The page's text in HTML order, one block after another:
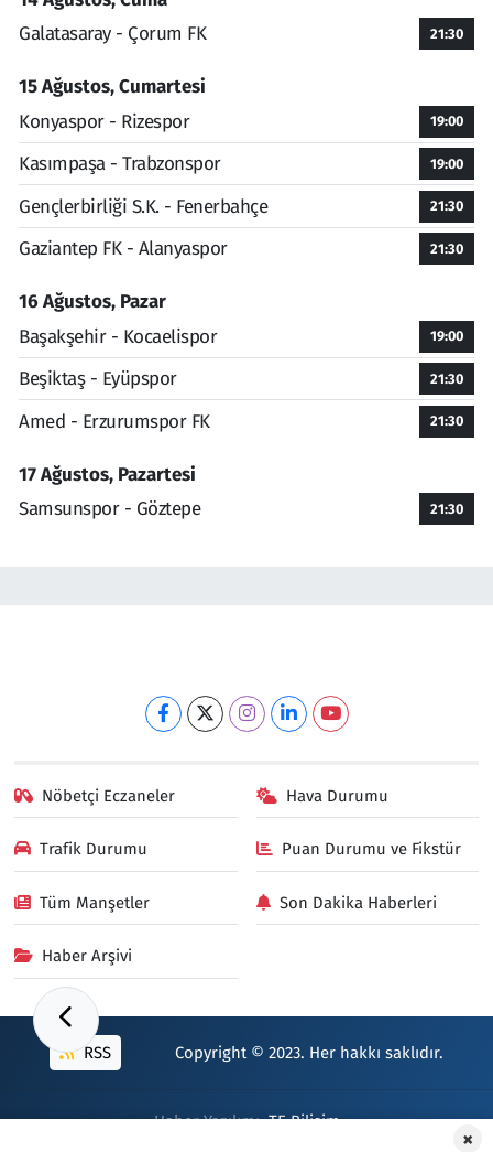
×
Galatasaray - Çorum FK
21:30
15 Ağustos, Cumartesi
Konyaspor - Rizespor
19:00
Kasımpaşa - Trabzonspor 19:00
Gençlerbirliği S.K. - Fenerbahçe 21:30
Gaziantep FK - Alanyaspor 21:30
16 Ağustos, Pazar
Başakşehir - Kocaelispor
19:00
Beşiktaş - Eyüpspor 21:30
Amed - Erzurumspor FK 21:30
17 Ağustos, Pazartesi
Samsunspor - Göztepe
21:30
Nöbetçi Eczaneler Hava Durumu
Trafik Durumu Puan Durumu ve Fikstür
Tüm Manşetler Son Dakika Haberleri
Haber Arşivi
RSS Copyright © 2023. Her hakkı saklıdır.
Haber Yazılımı:TE Bilişim